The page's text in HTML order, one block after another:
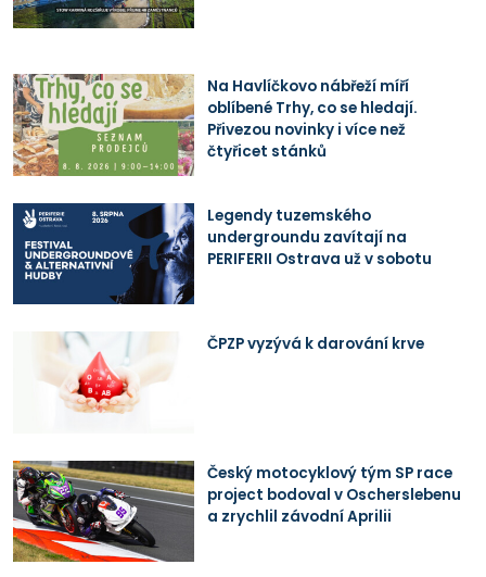
Na Havlíčkovo nábřeží míří
oblíbené Trhy, co se hledají.
Přivezou novinky i více než
čtyřicet stánků
Legendy tuzemského
undergroundu zavítají na
PERIFERII Ostrava už v sobotu
ČPZP vyzývá k darování krve
Český motocyklový tým SP race
project bodoval v Oscherslebenu
a zrychlil závodní Aprilii